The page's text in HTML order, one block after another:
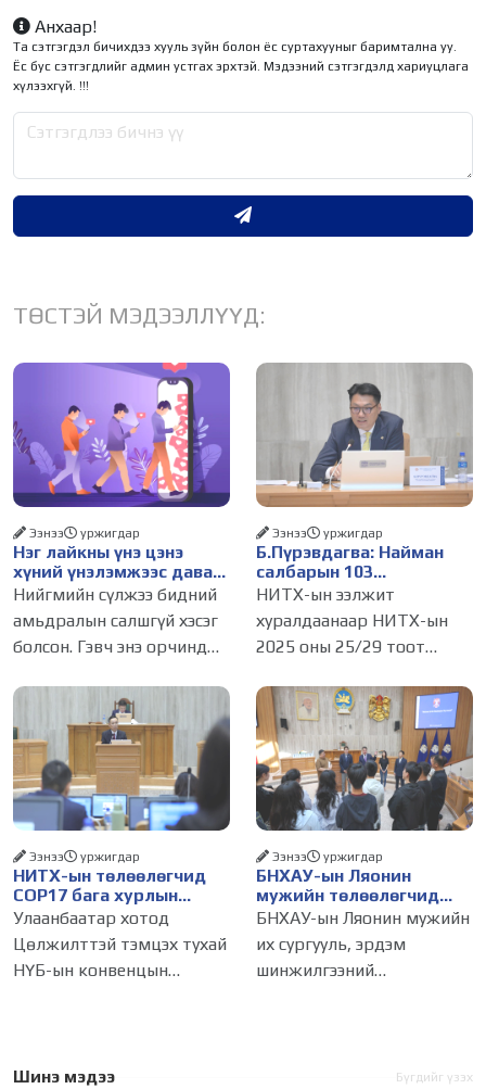
Анхаар!
Та сэтгэгдэл бичихдээ хууль зүйн болон ёс суртахууныг баримтална уу.
Ёс бус сэтгэгдлийг админ устгах эрхтэй. Мэдээний сэтгэгдэлд хариуцлага
хүлээхгүй. !!!
ТӨСТЭЙ МЭДЭЭЛЛҮҮД:
Нэг лайкны үнэ цэнэ
хүний үнэлэмжээс давах
болсон уу?
Ээнээ уржигдар
Нийгмийн сүлжээ бидний
амьдралын салшгүй хэсэг
болсон. Гэвч энэ орчинд
амжилт, тэр ч байтугай
хүний үнэ цэнийг хүртэл
лайк, шэйр, дагагчийн
тоогоор хэмжих хандлага
газар авч
Б.Пүрэвдагва: Найман
салбарын 103
үйлчилгээний
бүртгэлийг цуцалснаар
бизнес эрхлэхэд таатай
нөхцөл бүрдэнэ
Ээнээ уржигдар
НИТХ-ын ээлжит
хуралдаанаар НИТХ-ын
2025 оны 25/29 тоот
журмын зарим хэсгийг
хүчингүй болгож,
зөвшөөрлийн шинжтэй
103 бүртгэлээс нийслэлийн
бизнес эрхлэгчдийг
НИТХ-ын төлөөлөгчид
COP17 бага хурлын
бэлтгэл ажлын талаар
мэдээлэл сонслоо
Ээнээ уржигдар
Улаанбаатар хотод
Цөлжилттэй тэмцэх тухай
НҮБ-ын конвенцын
өдөр зохион
БНХАУ-ын Ляонин
мужийн төлөөлөгчид
НИТХ-ын үйл
танилцлаа
Ээнээ уржигдар
БНХАУ-ын Ляонин мужийн
их сургууль, эрдэм
шинжилгээний
төлөөлөгчид Монгол
Шинэ мэдээ Бүгдийг үзэх